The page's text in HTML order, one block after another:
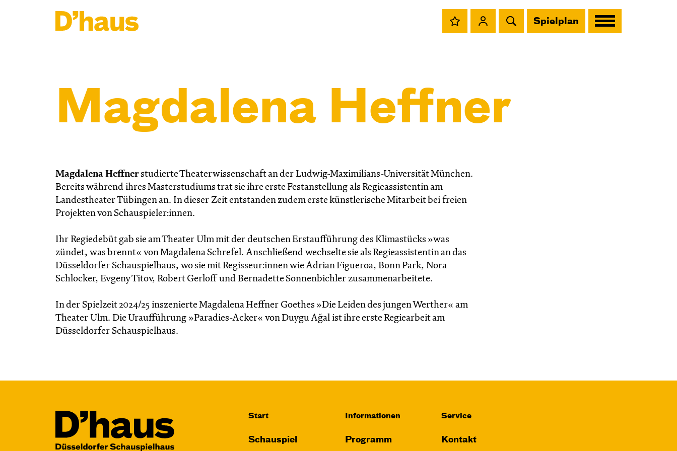
Spielplan
Magdalena Heffner
Magdalena Heffnerstudierte Theaterwissenschaft an der Ludwig-Maximilians-Universität München.
Bereits während ihres Masterstudiums trat sie ihre erste Festanstellung als Regieassistentin am
Landestheater Tübingen an. In dieser Zeit entstanden zudem erste künstlerische Mitarbeit bei freien
Projekten von Schauspieler:innen.
Ihr Regiedebüt gab sie am Theater Ulm mit der deutschen Erstaufführung des Klimastücks »was
zündet, was brennt« von Magdalena Schrefel. Anschließend wechselte sie als Regieassistentin an das
Düsseldorfer Schauspielhaus, wo sie mit Regisseur:innen wie Adrian Figueroa, Bonn Park, Nora
Schlocker, Evgeny Titov, Robert Gerloff und Bernadette Sonnenbichler zusammenarbeitete.
In der Spielzeit 2024/25 inszenierte Magdalena Heffner Goethes »Die Leiden des jungen Werther« am
Theater Ulm. Die Uraufführung »Paradies-Acker« von Duygu Ağal ist ihre erste Regiearbeit am
Düsseldorfer Schauspielhaus.
Start
Schauspiel
Informationen
Programm
Service
Kontakt